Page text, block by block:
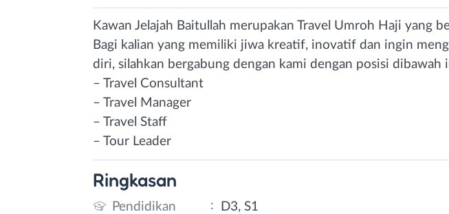
Kawan Jelajah Baitullah merupakan Travel Umroh Haji yang
Bagi kalian yang memiliki jiwa kreatif, inovatif dan ingin
diri, silahkan bergabung dengan kami dengan posisi dibawah
– Travel Consultant
– Travel Manager
– Travel Staff
– Tour Leader
Ringkasan
Pendidikan :
D3, S1